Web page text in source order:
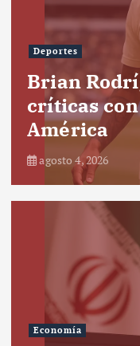
Deportes
Brian
críticas
América
agosto 4, 2026
Economía